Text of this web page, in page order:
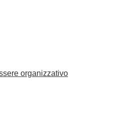
organizzativo